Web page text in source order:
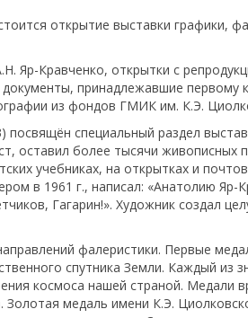
открытие выставки графики,
Яр-Кравченко, открытки с
принадлежавшие первому
из фондов ГМИК им. К.Э.
специальный раздел
оставил более тысячи живописных
учебниках, на открытках и
в 1961 г., написал: «Анатолию Яр-
Гагарин!». Художник создал
фалеристики. Первые
спутника Земли. Каждый из
космоса нашей страной. Медали
медаль имени К.Э.